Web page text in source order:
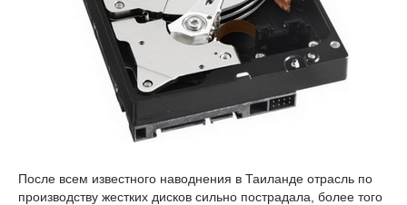
После всем известного наводнения в Таиланде отрасль по
производству жестких дисков сильно пострадала, более того